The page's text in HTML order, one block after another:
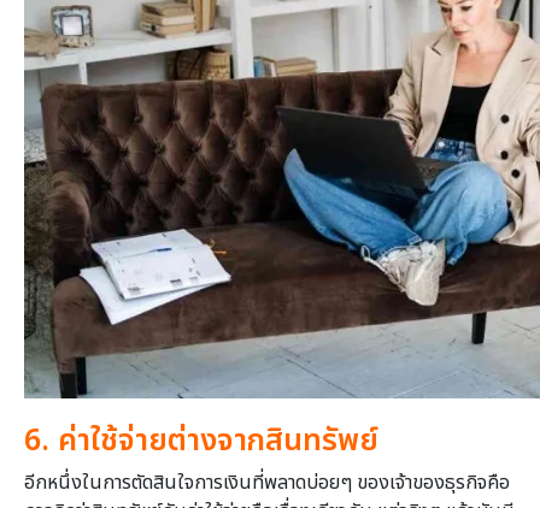
6. ค่าใช้จ่ายต่างจากสินทรัพย์
อีกหนึ่งในการตัดสินใจการเงินที่พลาดบ่อยๆ ของเจ้าของธุรกิจคือ